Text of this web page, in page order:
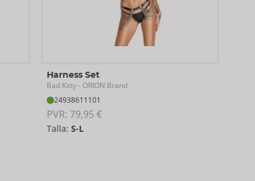
Harness Set
Bad Kitty- ORION Brand
24938611101
PVR: 79,95 €
Talla: S-L